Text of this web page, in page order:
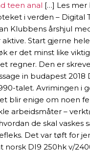
teen anal […] Les mer
i verden –
Klubbens årshjul
Start gjerne
er det minst like
regner. Den er
in budapest
talet. Avrimingen
blir enige om noen
arbeidsmåter –
de skal vaskes
Det var tøft for
norsk DI9 250hk v/